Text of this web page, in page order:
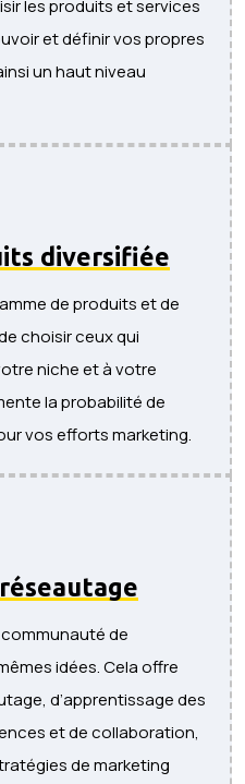
les produits et services
et définir vos propres
un haut niveau
diversifiée
de produits et de
choisir ceux qui
niche et à votre
la probabilité de
vos efforts marketing.
de
idées. Cela offre
d’apprentissage des
et de collaboration,
de marketing